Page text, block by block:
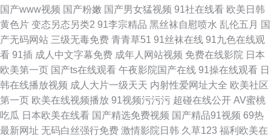
国产www视频 国产粉嫩 国产男女猛视频 91社在线看 欧美日韩
黄色片 变态另态另类2 91李宗精品 黑丝袜自慰喷水 乱伦五月 国
产无码网站 三级无毒免费 青青草51 91丝袜在线 91九色在线观
看 91插 成人中文字幕免费 成年人网站视频 免费在线影院 日本
欧美第一页 国产ts在线观看 午夜影院国产在线 91操在线观看 日
韩在线播放视频 成人大片一级天天 内射性爱网址大全 欧美社区
第一页 欧美在线视频播放 91视频污污污 超碰在线公开 AV蜜桃
吃瓜 日本欧美在线看 国产精选免费视频 国产精品91视频 69热
最新网址 无码白丝强行免费 激情影院日韩 久草123 福利欧美在